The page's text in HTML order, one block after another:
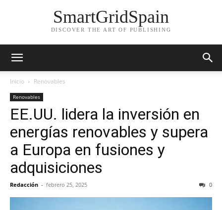
SmartGridSpain
DISCOVER THE ART OF PUBLISHING
Inicio Renovables
Renovables
EE.UU. lidera la inversión en
energías renovables y supera
a Europa en fusiones y
adquisiciones
Redacción - febrero 25, 2025 0